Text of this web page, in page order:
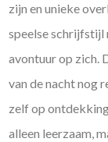
zijn en unieke
speelse schrijfstijl
avontuur op zich.
van de nacht nog
zelf op
alleen leerzaam,